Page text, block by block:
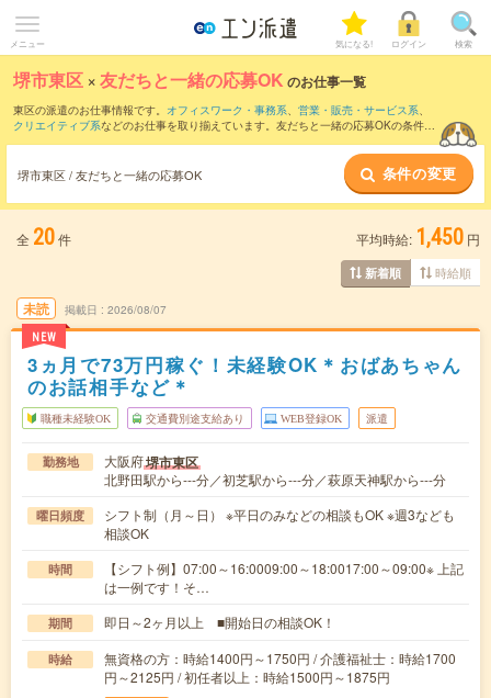
メニュー 気になる! ログイン 検索
堺市東区 ×友だちと一緒の応募OK のお仕事一覧
東区の派遣のお仕事情報です。 オフィスワーク・事務系、 営業・販売・サービス系、
クリエイティブ系などのお仕事を取り揃えています。友だちと一緒の応募OKの条件の
堺市東区 / 友だちと一緒の応募OK 条件の変更
全 20件 平均時給: 1,450 円
新着順 時給順
未読
NEW
掲載日 2026/08/07
3ヵ月で73万円稼ぐ！未経験OK＊おばあちゃん
のお話相手など＊
職種未経験OK 交通費別途支給あり WEB登録OK 派遣
勤務地 大阪府堺市東区
北野田駅から---分／初芝駅から---分／萩原天神駅から---分
曜日頻度
シフト制（月～日） ※平日のみなどの相談もOK ※週3なども
相談OK
時間
【シフト例】07:00～16:0009:00～18:0017:00～09:00※ 上記
は一例です！そ…
期間 即日～2ヶ月以上 ■開始日の相談OK！
時給
無資格の方：時給1400円～1750円 / 介護福祉士：時給1700
円～2125円 / 初任者以上：時給1500円～1875円